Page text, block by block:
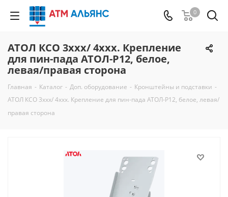
0
АТОЛ КСО 3xxx/ 4xxx. Крепление
для пин-пада АТОЛ-P12, белое,
левая/правая сторона
Главная - Каталог - Доп. оборудование - Кронштейны и подставки -
АТОЛ КСО 3xxx/ 4xxx. Крепление для пин-пада АТОЛ-P12, белое, левая/
правая сторона